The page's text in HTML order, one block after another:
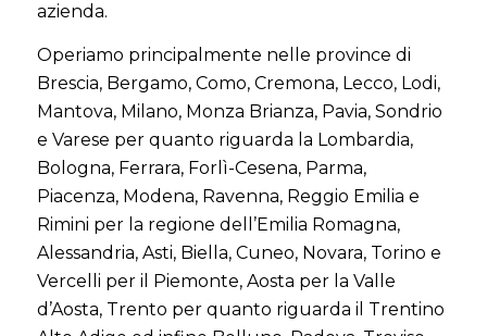
azienda.
Operiamo principalmente nelle province di
Brescia, Bergamo, Como, Cremona, Lecco, Lodi,
Mantova, Milano, Monza Brianza, Pavia, Sondrio
e Varese per quanto riguarda la Lombardia,
Bologna, Ferrara, Forlì-Cesena, Parma,
Piacenza, Modena, Ravenna, Reggio Emilia e
Rimini per la regione dell’Emilia Romagna,
Alessandria, Asti, Biella, Cuneo, Novara, Torino e
Vercelli per il Piemonte, Aosta per la Valle
d’Aosta, Trento per quanto riguarda il Trentino